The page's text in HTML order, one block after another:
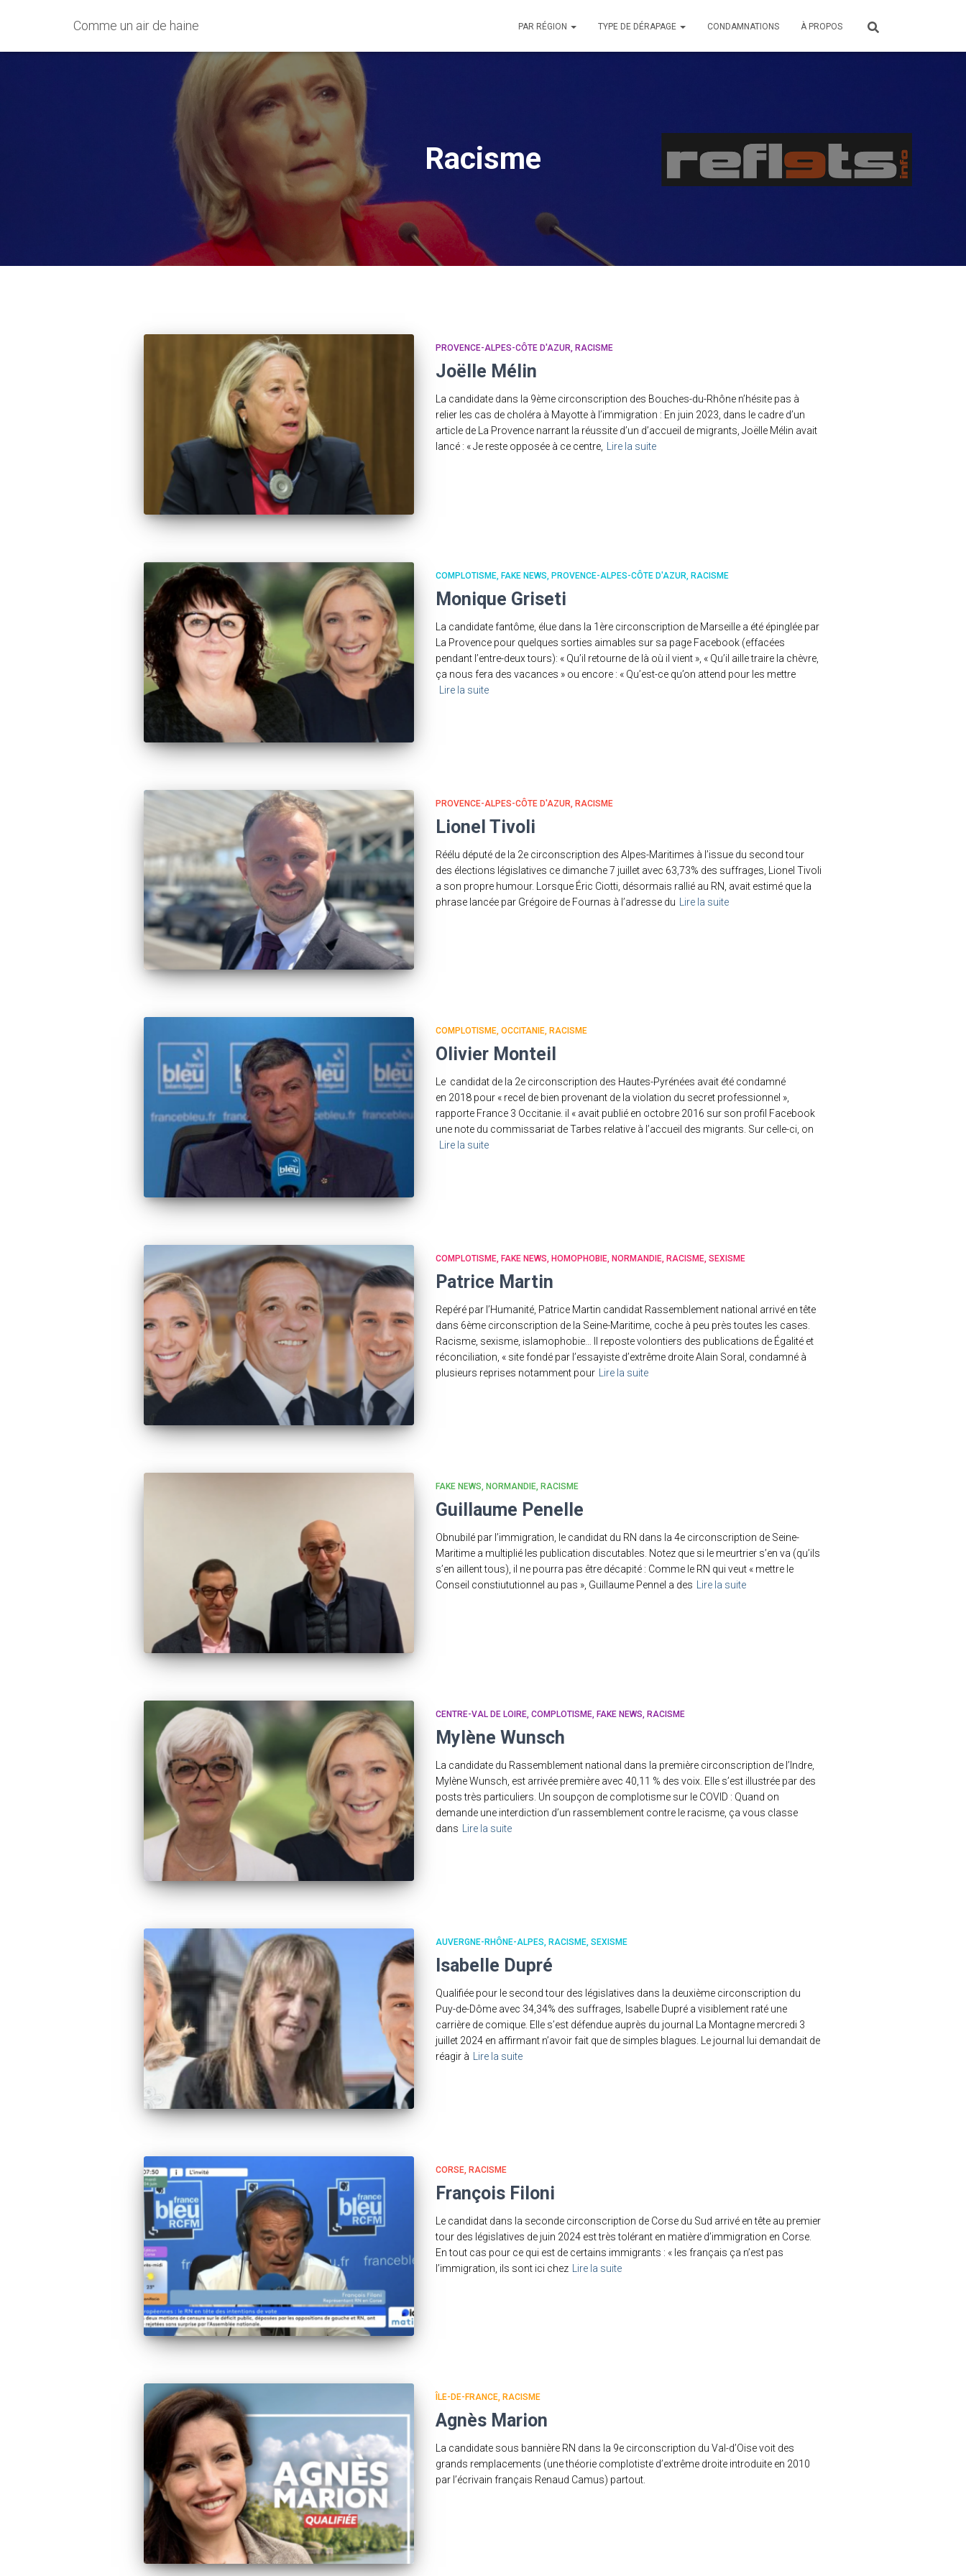
Comme un air de haine PAR RÉGION TYPE DE DÉRAPAGE CONDAMNATIONS À PROPOS
Racisme
PROVENCE-ALPES-CÔTE D'AZUR RACISME
Joëlle Mélin
La candidate dans la 9ème circonscription des Bouches-du-Rhône n’hésite pas à
relier les cas de choléra à Mayotte à l’immigration : En juin 2023, dans le cadre d’un
article de La Provence narrant la réussite d’un d’accueil de migrants, Joëlle Mélin avait
lancé : « Je reste opposée à ce centre,
Lire la suite
COMPLOTISME FAKE NEWS PROVENCE-ALPES-CÔTE D'AZUR RACISME
Monique Griseti
La candidate fantôme, élue dans la 1ère circonscription de Marseille a été épinglée par
La Provence pour quelques sorties aimables sur sa page Facebook (effacées
pendant l’entre-deux tours): « Qu’il retourne de là où il vient », « Qu’il aille traire la chèvre,
ça nous fera des vacances » ou encore : « Qu’est-ce qu’on attend pour les mettre
Lire la suite
PROVENCE-ALPES-CÔTE D'AZUR RACISME
Lionel Tivoli
Réélu député de la 2e circonscription des Alpes-Maritimes à l’issue du second tour
des élections législatives ce dimanche 7 juillet avec 63,73% des suffrages, Lionel Tivoli
a son propre humour. Lorsque Éric Ciotti, désormais rallié au RN, avait estimé que la
phrase lancée par Grégoire de Fournas à l’adresse du
Lire la suite
COMPLOTISME OCCITANIE RACISME
Olivier Monteil
Le candidat de la 2e circonscription des Hautes-Pyrénées avait été condamné
en 2018 pour « recel de bien provenant de la violation du secret professionnel »,
rapporte France 3 Occitanie. il « avait publié en octobre 2016 sur son profil Facebook
une note du commissariat de Tarbes relative à l’accueil des migrants. Sur celle-ci, on
Lire la suite
COMPLOTISME FAKE NEWS HOMOPHOBIE NORMANDIE RACISME SEXISME
Patrice Martin
Repéré par l’Humanité, Patrice Martin candidat Rassemblement national arrivé en tête
dans 6ème circonscription de la Seine-Maritime, coche à peu près toutes les cases.
Racisme, sexisme, islamophobie… Il reposte volontiers des publications de Égalité et
réconciliation, « site fondé par l’essayiste d’extrême droite Alain Soral, condamné à
plusieurs reprises notamment pour Lire la suite
FAKE NEWS NORMANDIE RACISME
Guillaume Penelle
Obnubilé par l’immigration, le candidat du RN dans la 4e circonscription de Seine-
Maritime a multiplié les publication discutables. Notez que si le meurtrier s’en va (qu’ils
s’en aillent tous), il ne pourra pas être décapité : Comme le RN qui veut « mettre le
Conseil constiututionnel au pas », Guillaume Pennel a des
Lire la suite
CENTRE-VAL DE LOIRE COMPLOTISME FAKE NEWS RACISME
Mylène Wunsch
La candidate du Rassemblement national dans la première circonscription de l’Indre,
Mylène Wunsch, est arrivée première avec 40,11 % des voix. Elle s’est illustrée par des
posts très particuliers. Un soupçon de complotisme sur le COVID : Quand on
demande une interdiction d’un rassemblement contre le racisme, ça vous classe
dans
Lire la suite
AUVERGNE-RHÔNE-ALPES RACISME SEXISME
Isabelle Dupré
Qualifiée pour le second tour des législatives dans la deuxième circonscription du
Puy-de-Dôme avec 34,34% des suffrages, Isabelle Dupré a visiblement raté une
carrière de comique. Elle s’est défendue auprès du journal La Montagne mercredi 3
juillet 2024 en affirmant n’avoir fait que de simples blagues. Le journal lui demandait de
réagir à
Lire la suite
CORSE RACISME
François Filoni
Le candidat dans la seconde circonscription de Corse du Sud arrivé en tête au premier
tour des législatives de juin 2024 est très tolérant en matière d’immigration en Corse.
En tout cas pour ce qui est de certains immigrants : « les français ça n’est pas
l’immigration, ils sont ici chez
Lire la suite
ÎLE-DE-FRANCE RACISME
Agnès Marion
La candidate sous bannière RN dans la 9e circonscription du Val-d’Oise voit des
grands remplacements (une théorie complotiste d’extrême droite introduite en 2010
par l’écrivain français Renaud Camus) partout.